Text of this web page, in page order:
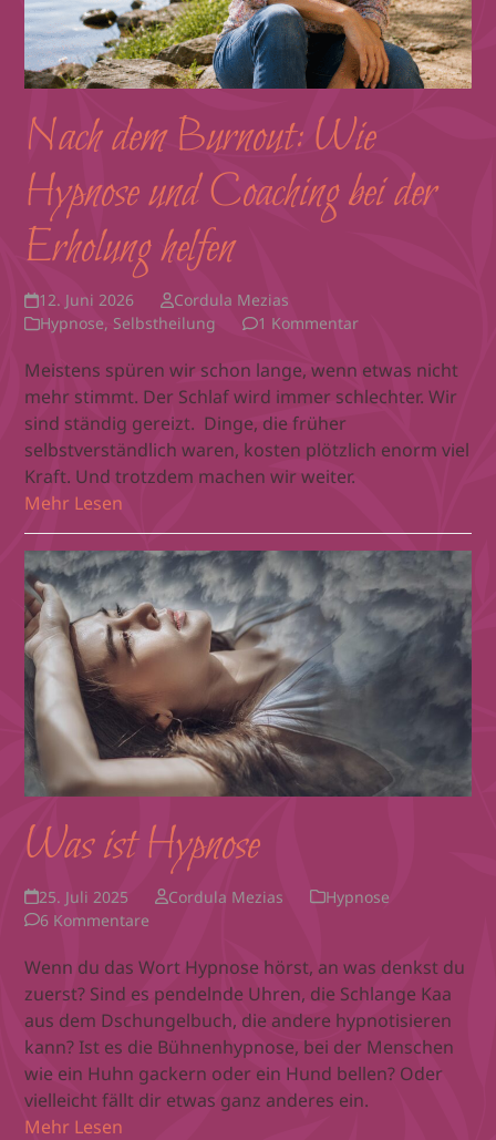
Nach dem Burnout: Wie
Hypnose und Coaching bei der
Erholung helfen
12. Juni 2026
Cordula Mezias
Hypnose, Selbstheilung 1 Kommentar
Meistens spüren wir schon lange, wenn etwas nicht
mehr stimmt. Der Schlaf wird immer schlechter. Wir
sind ständig gereizt. Dinge, die früher
selbstverständlich waren, kosten plötzlich enorm viel
Kraft. Und trotzdem machen wir weiter.
Mehr Lesen
Was ist Hypnose
25. Juli 2025 Cordula Mezias
Hypnose
6 Kommentare
Wenn du das Wort Hypnose hörst, an was denkst du
zuerst? Sind es pendelnde Uhren, die Schlange Kaa
aus dem Dschungelbuch, die andere hypnotisieren
kann? Ist es die Bühnenhypnose, bei der Menschen
wie ein Huhn gackern oder ein Hund bellen? Oder
vielleicht fällt dir etwas ganz anderes ein.
Mehr Lesen